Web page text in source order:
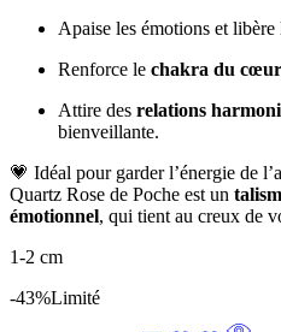
Apaise les émotions et libère
Renforce le chakra du cœur
Attire des relations
bienveillante.
💗 Idéal pour garder l’énergie de
Quartz Rose de Poche est un
émotionnel, qui tient au creux de
1-2 cm
-43%Limité